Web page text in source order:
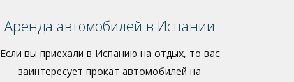
Аренда автомобилей в Испании
Если вы приехали в Испанию на отдых, то вас
заинтересует прокат автомобилей на